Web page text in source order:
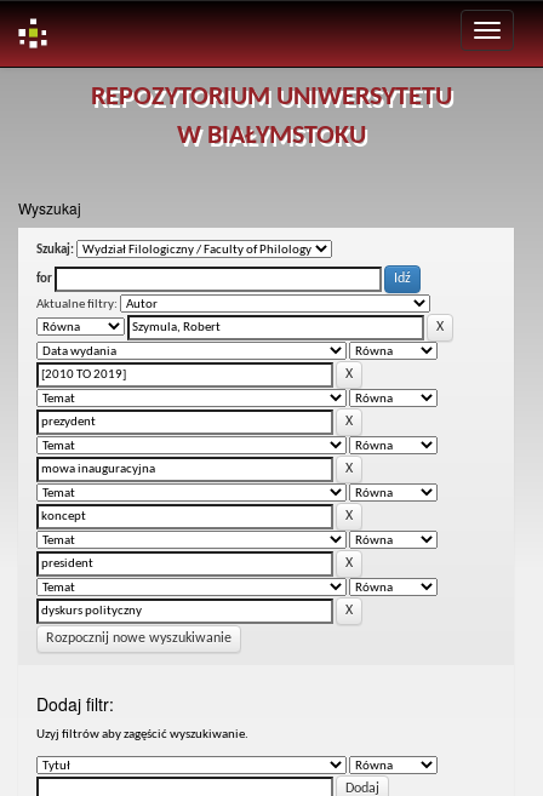
REPOZYTORIUM UNIWERSYTETU
W BIAŁYMSTOKU
Wyszukaj
Szukaj:
for
Aktualne filtry:
Rozpocznij nowe wyszukiwanie
Dodaj filtr:
Uzyj filtrów aby zagęścić wyszukiwanie.